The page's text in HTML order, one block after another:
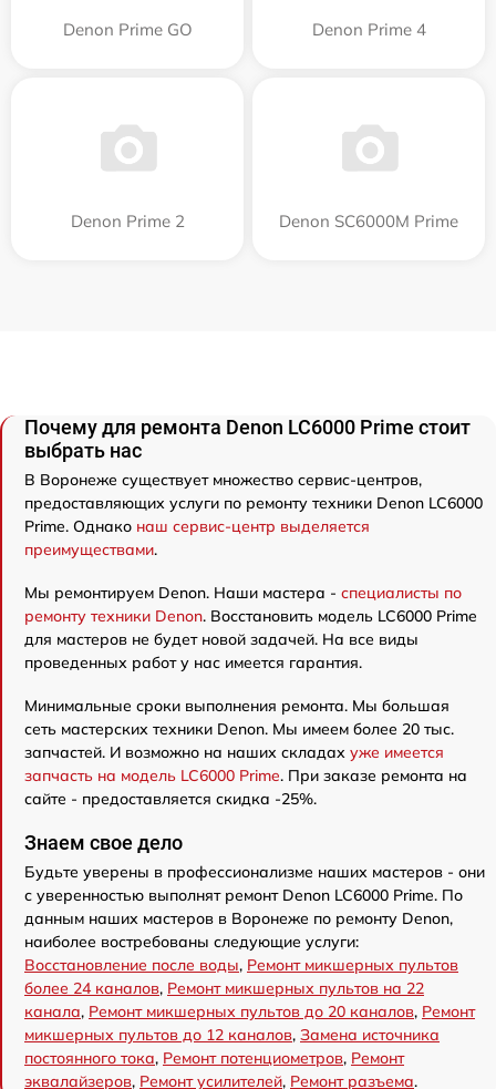
Denon Prime GO Denon Prime 4
Denon Prime 2 Denon SC6000M Prime
Почему для ремонта Denon LC6000 Prime стоит
выбрать нас
В Воронеже существует множество сервис-центров,
предоставляющих услуги по ремонту техники Denon LC6000
Prime. Однако наш сервис-центр выделяется
преимуществами.
Мы ремонтируем Denon. Наши мастера - специалисты по
ремонту техники Denon. Восстановить модель LC6000 Prime
для мастеров не будет новой задачей. На все виды
проведенных работ у нас имеется гарантия.
Минимальные сроки выполнения ремонта. Мы большая
сеть мастерских техники Denon. Мы имеем более 20 тыс.
запчастей. И возможно на наших складах уже имеется
запчасть на модель LC6000 Prime. При заказе ремонта на
сайте - предоставляется скидка -25%.
Знаем свое дело
Будьте уверены в профессионализме наших мастеров - они
с уверенностью выполнят ремонт Denon LC6000 Prime. По
данным наших мастеров в Воронеже по ремонту Denon,
наиболее востребованы следующие услуги:
Восстановление после воды, Ремонт микшерных пультов
более 24 каналов, Ремонт микшерных пультов на 22
канала, Ремонт микшерных пультов до 20 каналов, Ремонт
микшерных пультов до 12 каналов, Замена источника
постоянного тока, Ремонт потенциометров, Ремонт
эквалайзеров, Ремонт усилителей, Ремонт разъема.